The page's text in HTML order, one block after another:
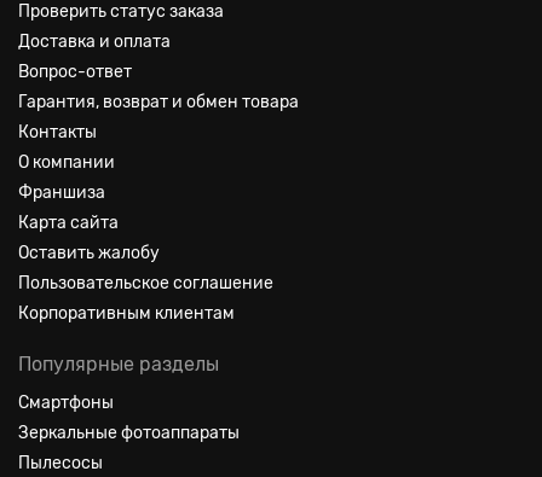
Проверить статус заказа
Доставка и оплата
Вопрос-ответ
Гарантия, возврат и обмен товара
Контакты
О компании
Франшиза
Карта сайта
Оставить жалобу
Пользовательское соглашение
Корпоративным клиентам
Популярные разделы
Смартфоны
Зеркальные фотоаппараты
Пылесосы